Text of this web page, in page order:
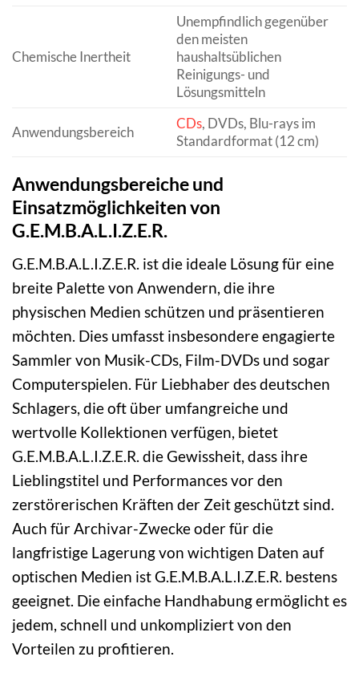
Chemische Inertheit
Unempfindlich gegenüber
den meisten
haushaltsüblichen
Reinigungs- und
Lösungsmitteln
Anwendungsbereich
CDs, DVDs, Blu-rays im
Standardformat (12 cm)
Anwendungsbereiche und
Einsatzmöglichkeiten von
G.E.M.B.A.L.I.Z.E.R.
G.E.M.B.A.L.I.Z.E.R. ist die ideale Lösung für eine
breite Palette von Anwendern, die ihre
physischen Medien schützen und präsentieren
möchten. Dies umfasst insbesondere engagierte
Sammler von Musik-CDs, Film-DVDs und sogar
Computerspielen. Für Liebhaber des deutschen
Schlagers, die oft über umfangreiche und
wertvolle Kollektionen verfügen, bietet
G.E.M.B.A.L.I.Z.E.R. die Gewissheit, dass ihre
Lieblingstitel und Performances vor den
zerstörerischen Kräften der Zeit geschützt sind.
Auch für Archivar-Zwecke oder für die
langfristige Lagerung von wichtigen Daten auf
optischen Medien ist G.E.M.B.A.L.I.Z.E.R. bestens
geeignet. Die einfache Handhabung ermöglicht es
jedem, schnell und unkompliziert von den
Vorteilen zu profitieren.